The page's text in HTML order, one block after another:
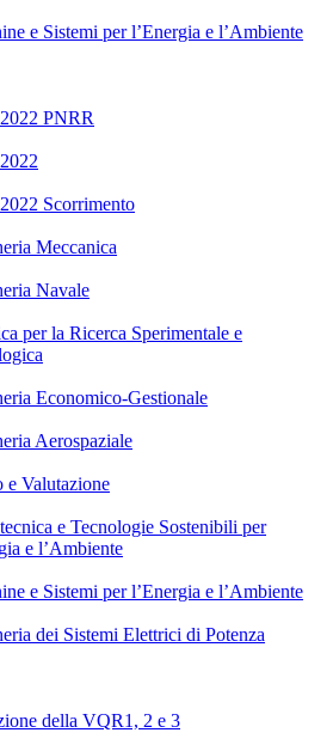
e Sistemi per l’Energia e l’Ambiente
PNRR
Scorrimento
Meccanica
Navale
per la Ricerca Sperimentale e
Economico-Gestionale
Aerospaziale
e Valutazione
e Tecnologie Sostenibili per
e l’Ambiente
e Sistemi per l’Energia e l’Ambiente
dei Sistemi Elettrici di Potenza
della VQR1, 2 e 3